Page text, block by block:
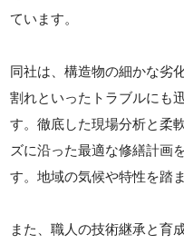
ています。
同社は、構造物の細かな劣
割れといったトラブルにも
す。徹底した現場分析と柔
ズに沿った最適な修繕計画
す。地域の気候や特性を踏
また、職人の技術継承と育